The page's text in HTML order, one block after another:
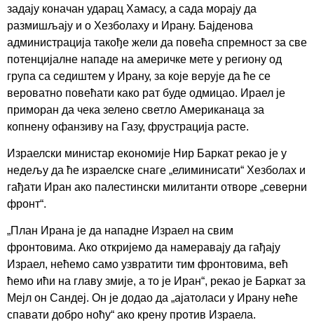
задају коначан ударац Хамасу, а сада морају да
размишљају и о Хезболаху и Ирану. Бајденова
администрација такође жели да повећа спремност за све
потенцијалне нападе на америчке мете у региону од
група са седиштем у Ирану, за које верује да ће се
вероватно повећати како рат буде одмицао. Ираел је
приморан да чека зелено светло Американаца за
копнену офанзиву на Газу, фрустрација расте.
Израелски министар економије Нир Баркат рекао је у
недељу да ће израелске снаге „елиминисати“ Хезболах и
гађати Иран ако палестински милитанти отворе „северни
фронт“.
„План Ирана је да нападне Израел на свим
фронтовима. Ако откријемо да намеравају да гађају
Израел, нећемо само узвратити тим фронтовима, већ
ћемо ићи на главу змије, а то је Иран“, рекао је Баркат за
Мејл он Сандеј. Он је додао да „ајатоласи у Ирану неће
спавати добро ноћу“ ако крену против Израела.